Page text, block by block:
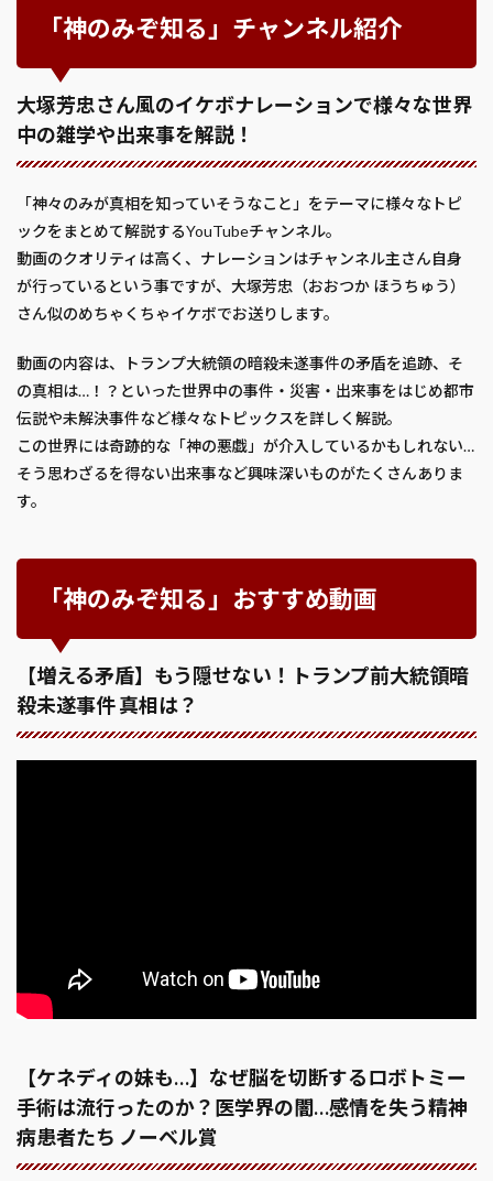
「神のみぞ知る」チャンネル紹介
大塚芳忠さん風のイケボナレーションで様々な世界
中の雑学や出来事を解説！
「神々のみが真相を知っていそうなこと」をテーマに様々なトピ
ックをまとめて解説するYouTubeチャンネル。
動画のクオリティは高く、ナレーションはチャンネル主さん自身
が行っているという事ですが、大塚芳忠（おおつか ほうちゅう）
さん似のめちゃくちゃイケボでお送りします。
動画の内容は、トランプ大統領の暗殺未遂事件の矛盾を追跡、そ
の真相は…！？といった世界中の事件・災害・出来事をはじめ都市
伝説や未解決事件など様々なトピックスを詳しく解説。
この世界には奇跡的な「神の悪戯」が介入しているかもしれない…
そう思わざるを得ない出来事など興味深いものがたくさんありま
す。
「神のみぞ知る」おすすめ動画
【増える矛盾】もう隠せない！トランプ前大統領暗
殺未遂事件 真相は？
【ケネディの妹も…】なぜ脳を切断するロボトミー
手術は流行ったのか？医学界の闇…感情を失う精神
病患者たち ノーベル賞